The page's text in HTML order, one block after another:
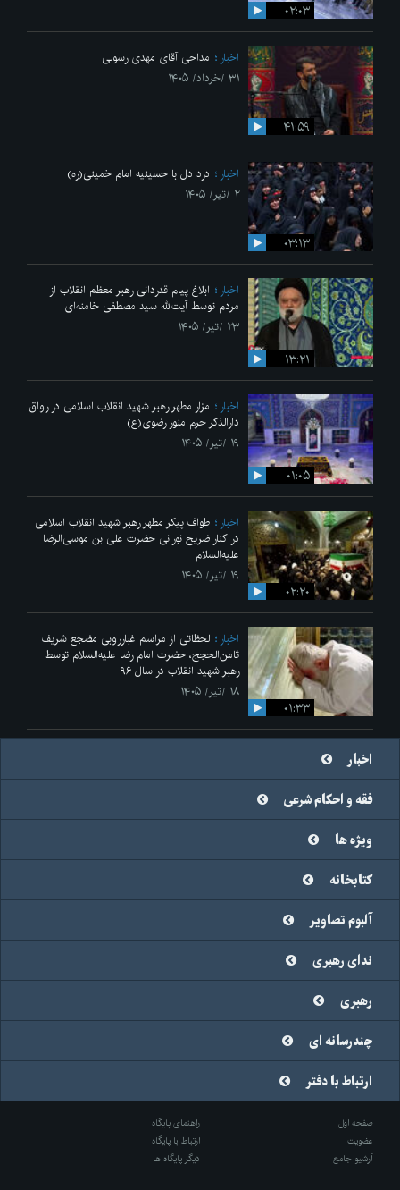
۰۲:۰۳
۴۱:۵۹
اخبار
مداحی آقای مهدی رسولی
۳۱ /خرداد/ ۱۴۰۵
۰۳:۱۳
اخبار
درد دل با حسینیه امام خمینی(ره)
۲ /تیر/ ۱۴۰۵
۱۳:۲۱
اخبار
ابلاغ پیام قدردانی رهبر معظم انقلاب از
مردم توسط آیت‌الله سید مصطفی خامنه‌ای
۲۳ /تیر/ ۱۴۰۵
۰۱:۰۵
اخبار
مزار مطهر رهبر شهید انقلاب اسلامی در رواق
دارالذکر حرم منور رضوی(ع)
۱۹ /تیر/ ۱۴۰۵
۰۲:۲۰
اخبار
طواف پیکر مطهر رهبر شهید انقلاب اسلامی
در کنار ضریح نورانی حضرت علی‌ بن موسی‌الرضا
علیه‌السلام
۱۹ /تیر/ ۱۴۰۵
۰۱:۳۳
اخبار
لحظاتی از مراسم غبارروبی مضجع شریف
ثامن‌الحجج، حضرت امام رضا علیه‌السلام توسط
رهبر شهید انقلاب در سال ۹۶
۱۸ /تیر/ ۱۴۰۵
اخبار
فقه و احکام شرعی
ویژه ها
کتابخانه
آلبوم تصاویر
ندای رهبری
رهبری
چندرسانه ای
ارتباط با دفتر
صفحه اول
راهنمای پایگاه
عضویت
ارتباط با پایگاه
آرشیو جامع
دیگر پایگاه ها